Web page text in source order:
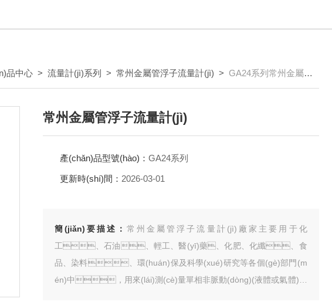
品中心 >流量計(jì)系列 >常州金屬管浮子流量計(jì) > GA24系列常州金屬管浮子流量計(jì)
常州金屬管浮子流量計(jì)
產(chǎn)品型號(hào)： GA24系列
更新時(shí)間： 2026-03-01
簡(jiǎn)要描述： 常州金屬管浮子流量計(jì)廠家主要用于化
工、石油、輕工、醫(yī)藥、化肥、化纖、食
品、染料、環(huán)保及科學(xué)研究等各個(gè)部門(m
én)中，用來(lái)測(cè)量單相非脈動(dòng)(液體或氣體)流